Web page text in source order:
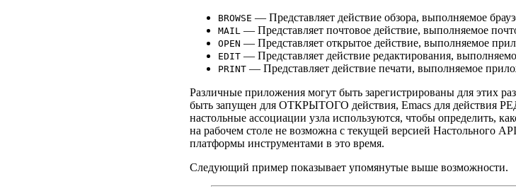
BROWSE — Представляет действие обзора, выполняемое
MAIL — Представляет почтовое действие, выполняемое
OPEN — Представляет открытое действие, выполняемое
EDIT — Представляет действие редактирования,
PRINT — Представляет действие печати, выполняемое
Различные приложения могут быть зарегистрированы для этих
быть запущен для ОТКРЫТОГО действия, Emacs для
настольные ассоциации узла используются, чтобы определить,
на рабочем столе не возможна с текущей версией Настольного
платформы инструментами в это время.
Следующий пример показывает упомянутые выше возможности.